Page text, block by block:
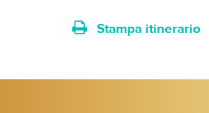
Stampa itinerario